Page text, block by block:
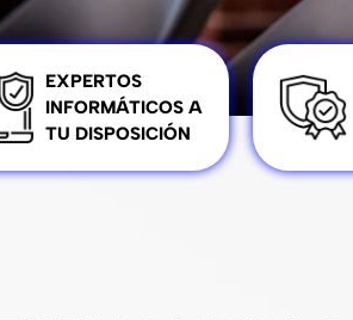
EXPERTOS
INFORMÁTICOS A
TU DISPOSICIÓN